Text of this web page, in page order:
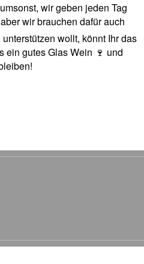
wir geben jeden Tag
wir brauchen dafür auch
wollt, könnt Ihr das
ein gutes Glas Wein 🍷 und